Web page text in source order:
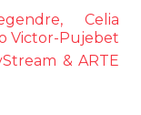
Celia
Victor-Pujebet
& ARTE